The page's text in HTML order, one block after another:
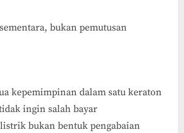
bukan pemutusan
kepemimpinan dalam satu keraton
ingin salah bayar
bukan bentuk pengabaian